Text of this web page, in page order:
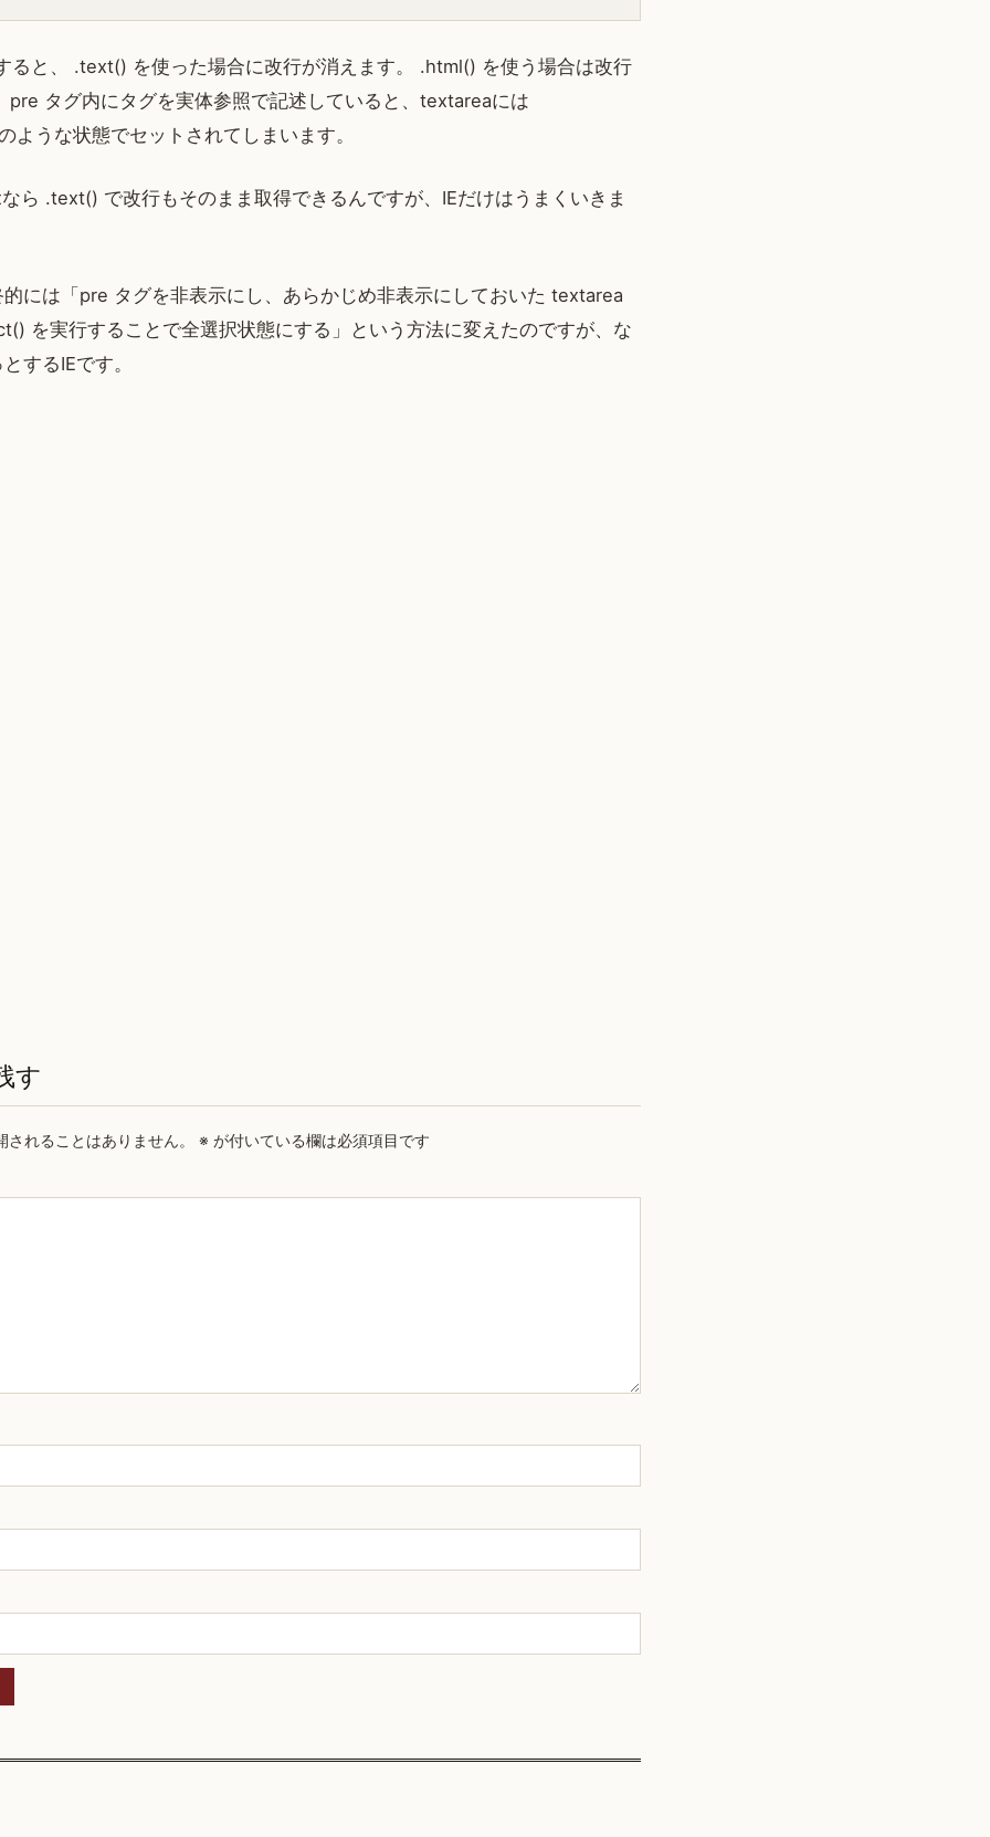
ると、 .text() を使った場合に改行が消えます。 .html() を使う場合は改行
pre タグ内にタグを実体参照で記述していると、textareaには
ような状態でセットされてしまいます。
ら .text() で改行もそのまま取得できるんですが、IEだけはうまくいきま
的には「pre タグを非表示にし、あらかじめ非表示にしておいた textarea
を実行することで全選択状態にする」という方法に変えたのですが、な
するIEです。
す
されることはありません。 ※ が付いている欄は必須項目です